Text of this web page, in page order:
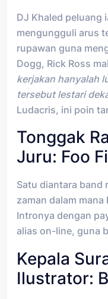
DJ Khaled peluang
mengungguli arus
rupawan guna
Dogg, Rick Ross
kerjakan hanyalah
tersebut lestari
Ludacris, ini poin
Tonggak
Juru: Foo
Satu diantara band
zaman dalam
Intronya dengan
alias on-line, guna
Kepala
Ilustrator: